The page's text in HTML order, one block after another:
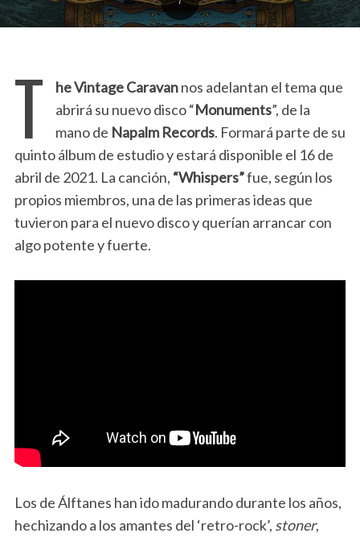
T he Vintage Caravannos adelantan el tema que
abrirá su nuevo disco “Monuments”, de la
mano de Napalm Records. Formará parte de su
quinto álbum de estudio y estará disponible el 16 de
abril de 2021. La canción, “Whispers”fue, según los
propios miembros, una de las primeras ideas que
tuvieron para el nuevo disco y querían arrancar con
algo potente y fuerte.
Los de Álftanes han ido madurando durante los años,
hechizando a los amantes del ‘retro-rock’, stoner,